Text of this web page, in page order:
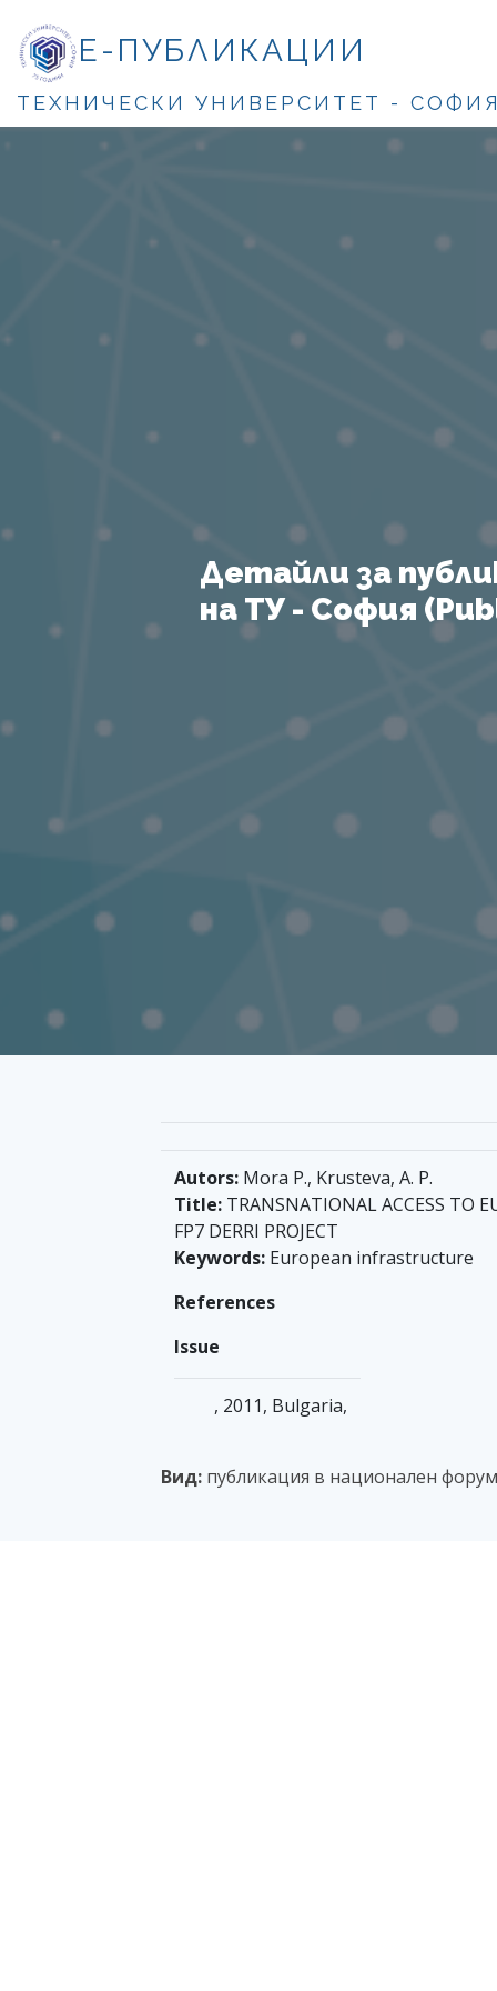
Е-ПУБЛИКАЦИИ
ТЕХНИЧЕСКИ УНИВЕРСИТЕТ -
Детайли за
на ТУ - София
Autors: Mora P., Krusteva, A. P.
Title: TRANSNATIONAL ACCESS TO
FP7 DERRI PROJECT
Keywords: European infrastructure
References
Issue
, 2011, Bulgaria,
Вид: публикация в национален